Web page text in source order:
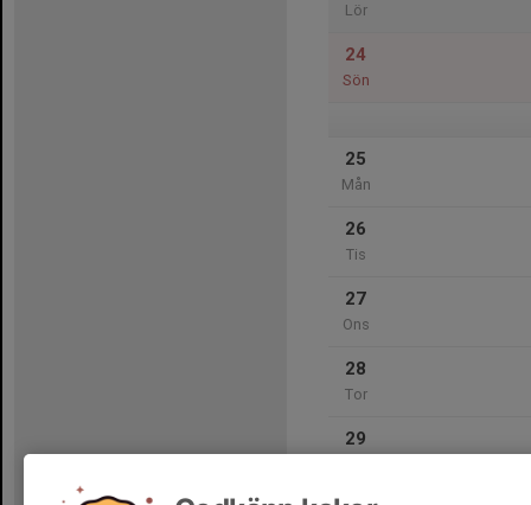
Lör
24
Sön
25
Mån
26
Tis
27
Ons
28
Tor
29